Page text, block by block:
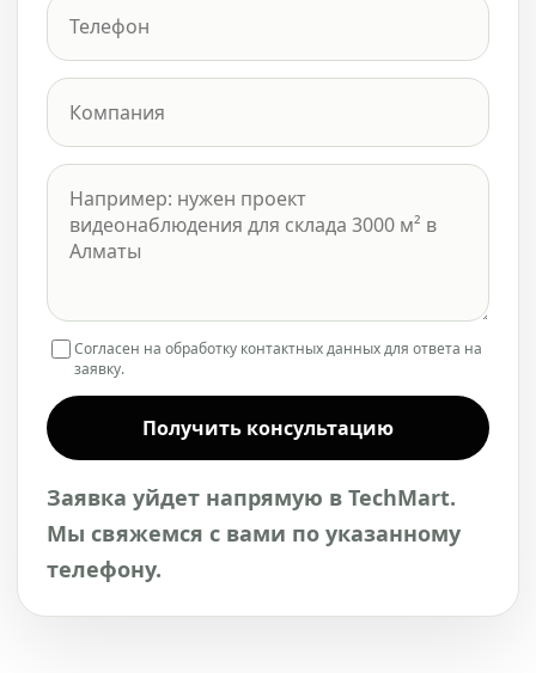
Согласен на обработку контактных данных для ответа на
заявку.
Получить консультацию
Заявка уйдет напрямую в TechMart.
Мы свяжемся с вами по указанному
телефону.